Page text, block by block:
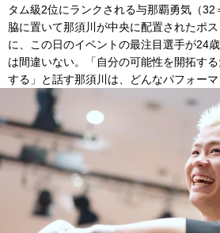
タム級2位にランクされる与那覇勇気（
脇に置いて那須川が中央に配置されたポ
に、この日のイベントの最注目選手が24
は間違いない。「自分の可能性を開拓す
する」と話す那須川は、どんなパフォーマ